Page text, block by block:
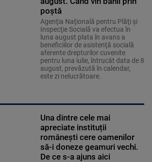
poștă
Agenţia Naţională pentru Plăţi şi
Inspecţie Socială va efectua în
luna august plata în avans a
beneficiilor de asistenţă socială
aferente drepturilor cuvenite
pentru luna iulie, întrucât data de 8
august, prevăzută în calendar,
este zi nelucrătoare.
Una dintre cele mai
apreciate instituții
românești cere oamenilor
să-i doneze geamuri vechi.
De ce s-a ajuns aici